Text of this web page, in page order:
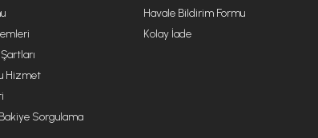
Hizmet
Sorgulama
Havale Bildirim Formu
Kolay İade